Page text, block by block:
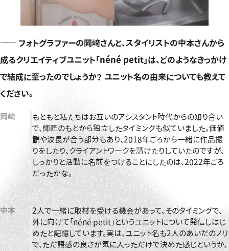
―― フォトグラファーの岡﨑さんと、スタイリストの中本さんから
成るクリエイティブユニット「néné petit」は、どのようなきっかけ
で結成に至ったのでしょうか？ ユニット名の由来についても教えて
ください。
岡﨑
もともと私たちはお互いのアシスタント時代からの知り合い
で、師匠のもとから独立したタイミングも似ていました。価値
観や波長が合う部分もあり、2018年ごろから一緒に作品撮
りをしたり、クライアントワークを請けたりしていたのですが、
しっかりと活動に名前をつけることにしたのは、2022年ごろ
だったかな。
中本
2人で一緒に取材を受ける機会があって、そのタイミングで、
外に向けて「néné petit」というユニットについて発信しはじ
めたと記憶しています。実は、ユニット名も2人のあいだのノリ
で、ただ語感の良さが気に入っただけで決めた感じというか、